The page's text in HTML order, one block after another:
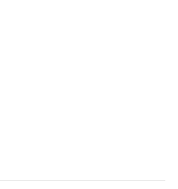
Hạnh, Phạm Quốc Thắng,